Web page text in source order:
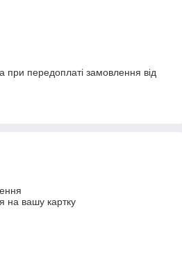
при передоплаті замовлення від
на вашу картку